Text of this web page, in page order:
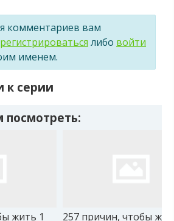
комментариев вам
либо войти
именем.
к серии
жить 1
257 причин, чтобы